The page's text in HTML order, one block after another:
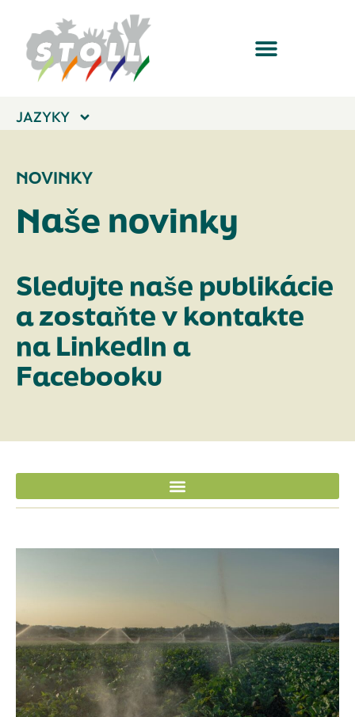
JAZYKY
NOVINKY
Naše novinky
Sledujte naše publikácie
a zostaňte v kontakte
na LinkedIn a
Facebooku